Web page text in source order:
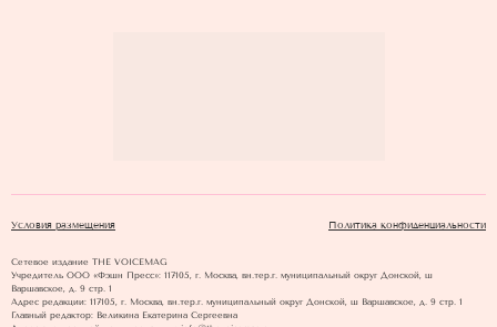
Условия размещения Политика конфиденциальности
Сетевое издание THE VOICEMAG
Учредитель ООО «Фэшн Пресс»: 117105, г. Москва, вн.тер.г. муниципальный округ Донской, ш
Варшавское, д. 9 стр. 1
Адрес редакции: 117105, г. Москва, вн.тер.г. муниципальный округ Донской, ш Варшавское, д. 9 стр. 1
Главный редактор: Великина Екатерина Сергеевна